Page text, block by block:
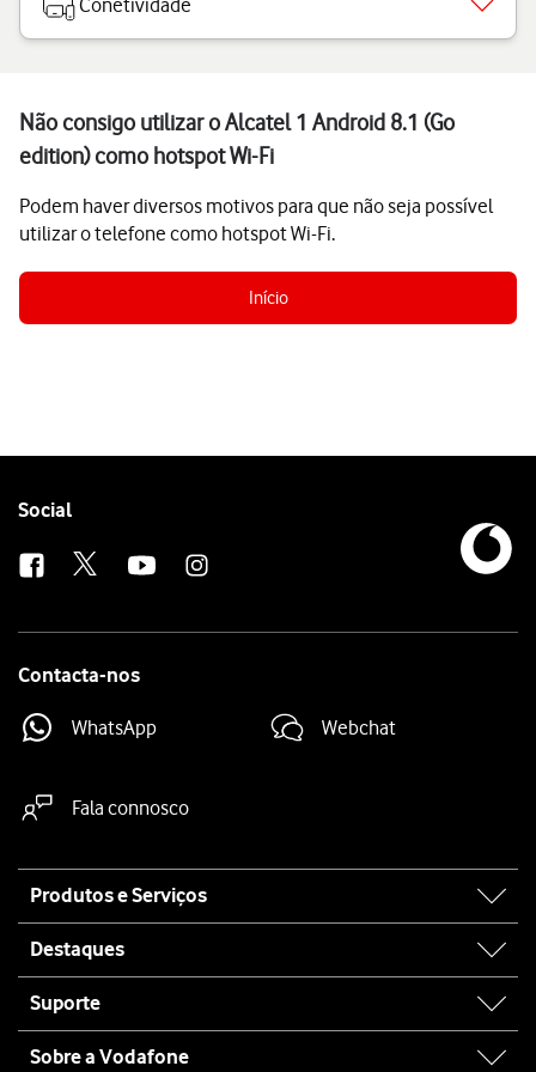
Conetividade
Não consigo utilizar o Alcatel 1 Android 8.1 (Go
edition) como hotspot Wi-Fi
Podem haver diversos motivos para que não seja possível
utilizar o telefone como hotspot Wi-Fi.
Início
Follow
Social
Contacta-nos
WhatsApp Webchat
Fala connosco
map
Produtos e Serviços
Destaques
Suporte
Sobre a Vodafone